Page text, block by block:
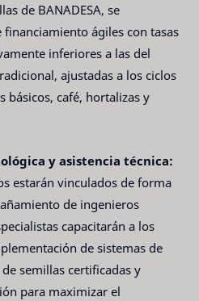
de BANADESA, se
ágiles con tasas
inferiores a las del
ajustadas a los ciclos
básicos, café, hortalizas y
y asistencia técnica:
estarán vinculados de forma
de ingenieros
capacitarán a los
de sistemas de
semillas certificadas y
para maximizar el